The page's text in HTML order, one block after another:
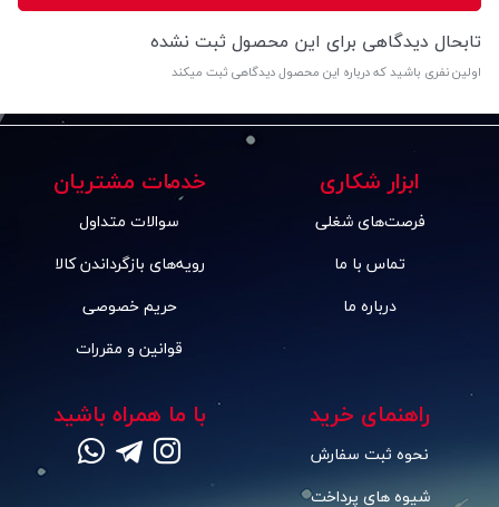
تابحال دیدگاهی برای این محصول ثبت نشده
اولین نفری باشید که درباره این محصول دیدگاهی ثبت میکند
ابزار شکاری
فرصت‌های شغلی
تماس با ما
درباره ما
خدمات مشتریان
سوالات متداول
رویه‌های بازگرداندن کالا
حریم خصوصی
قوانین و مقررات
راهنمای خرید
نحوه ثبت سفارش
شیوه های پرداخت
با ما همراه باشید